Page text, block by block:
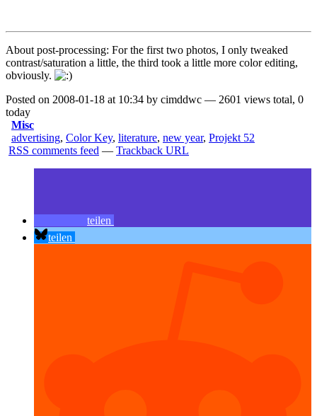
About post-processing: For the first two photos, I only tweaked
contrast/saturation a little, the third took a little more color editing,
obviously.
Posted on 2008-01-18 at 10:34 by cimddwc — 2601 views total, 0
today
Misc
advertising, Color Key, literature, new year, Projekt 52
RSS comments feed — Trackback URL
teilen
teilen